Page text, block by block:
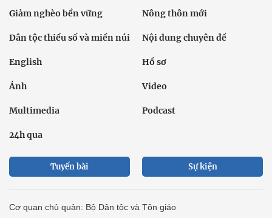
Giảm nghèo bền vững Nông thôn mới
Dân tộc thiểu số và miền núi Nội dung chuyên đề
English Hồ sơ
Ảnh Video
Multimedia Podcast
24h qua
Tuyến bài Sự kiện
Cơ quan chủ quản: Bộ Dân tộc và Tôn giáo